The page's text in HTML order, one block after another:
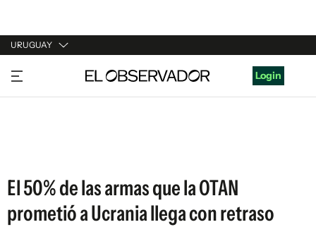
URUGUAY
URUGUAY
ARGENTINA
Login
El 50% de las armas que la OTAN
prometió a Ucrania llega con retraso